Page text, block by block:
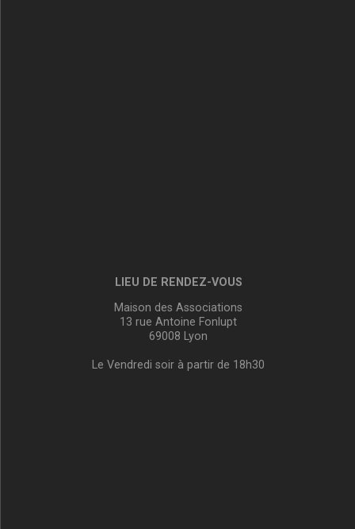
LIEU DE RENDEZ-VOUS
Maison des Associations
13 rue Antoine Fonlupt
69008 Lyon
Le Vendredi soir à partir de 18h30